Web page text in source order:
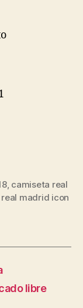
, camiseta real
madrid icon
libre